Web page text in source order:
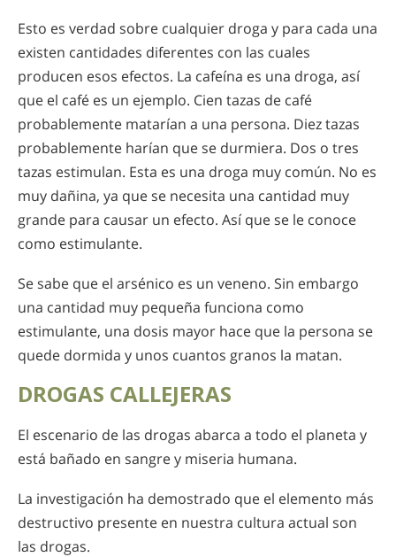
Esto es verdad sobre cualquier droga y para cada una
existen cantidades diferentes con las cuales
producen esos efectos. La cafeína es una droga, así
que el café es un ejemplo. Cien tazas de café
probablemente matarían a una persona. Diez tazas
probablemente harían que se durmiera. Dos o tres
tazas estimulan. Esta es una droga muy común. No es
muy dañina, ya que se necesita una cantidad muy
grande para causar un efecto. Así que se le conoce
como estimulante.
Se sabe que el arsénico es un veneno. Sin embargo
una cantidad muy pequeña funciona como
estimulante, una dosis mayor hace que la persona se
quede dormida y unos cuantos granos la matan.
DROGAS CALLEJERAS
El escenario de las drogas abarca a todo el planeta y
está bañado en sangre y miseria humana.
La investigación ha demostrado que el elemento más
destructivo presente en nuestra cultura actual son
las drogas.